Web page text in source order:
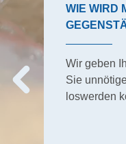
WIE WIRD
Wir geben
Sie
loswerden